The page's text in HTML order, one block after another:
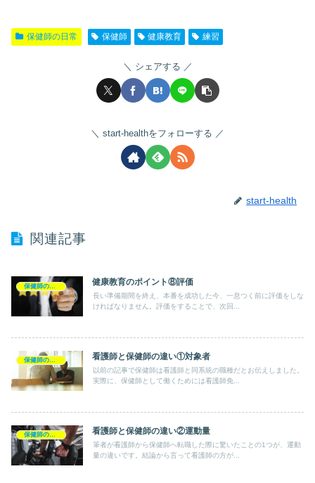
保健師の日常 保健師 健康教育 練習
シェアする
start-healthをフォローする
start-health
関連記事
健康教育のポイント⑧評価
長い準備期間を終え、本番を成功した今、一息つく前に評価をしな
ければなりません。評価をすることで、次回...
保健師の日常 看護師と保健師の違い①対象者
以前の記事で保健師は看護師と同系統の職種だとお伝えしました。
実際に、保健師として働くためには看護師免...
看護師と保健師の違い②運動量
筆者が看護師から保健師へ転職した際に驚いたことの1つが、運動
量の違いです。結論から言って看護師の方が...